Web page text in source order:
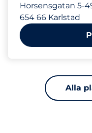
Horsensgatan 5-
654 66 Karlstad
Alla